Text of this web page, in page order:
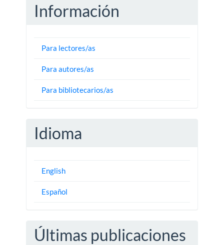
Información
Para lectores/as
Para autores/as
Para bibliotecarios/as
Idioma
English
Español
Últimas publicaciones